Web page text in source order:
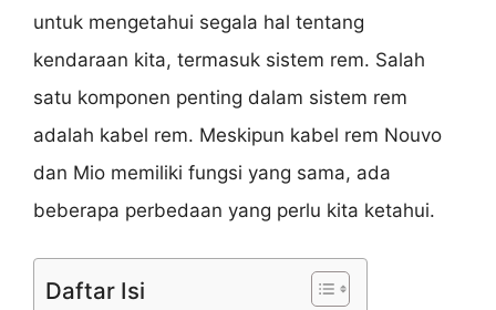
untuk mengetahui segala hal tentang
kendaraan kita, termasuk sistem rem. Salah
satu komponen penting dalam sistem rem
adalah kabel rem. Meskipun kabel rem Nouvo
dan Mio memiliki fungsi yang sama, ada
beberapa perbedaan yang perlu kita ketahui.
Daftar Isi